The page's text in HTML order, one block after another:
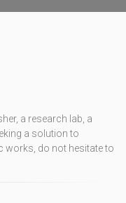
a research lab, a
a solution to
works, do not hesitate to